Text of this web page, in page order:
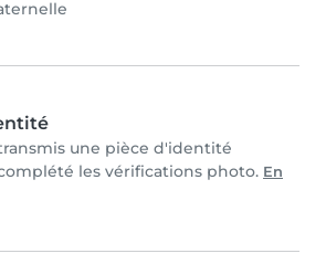
une pièce d'identité
les vérifications photo. En